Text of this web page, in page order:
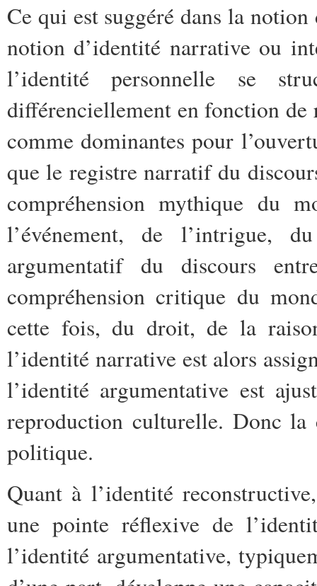
Ce qui est suggéré dans la
notion d’identité narrative ou
l’identité personnelle se
différenciellement en fonction
comme dominantes pour
que le registre narratif du
compréhension mythique du
l’événement, de l’intrigue,
argumentatif du discours
compréhension critique du
cette fois, du droit, de la
l’identité narrative est alors
l’identité argumentative est
reproduction culturelle. Donc
politique.
Quant à l’identité
une pointe réflexive de
l’identité argumentative,